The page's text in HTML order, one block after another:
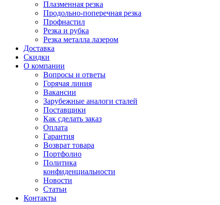
Плазменная резка
Продольно-поперечная резка
Профнастил
Резка и рубка
Резка металла лазером
Доставка
Скидки
О компании
Вопросы и ответы
Горячая линия
Вакансии
Зарубежные аналоги сталей
Поставщики
Как сделать заказ
Оплата
Гарантия
Возврат товара
Портфолио
Политика
конфиденциальности
Новости
Статьи
Контакты